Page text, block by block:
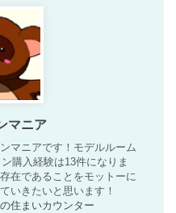
マニア
マニアです！モデルルーム
購入経験は13件になりま
在であることをモットーに
いきたいと思います！
住まいカウンター